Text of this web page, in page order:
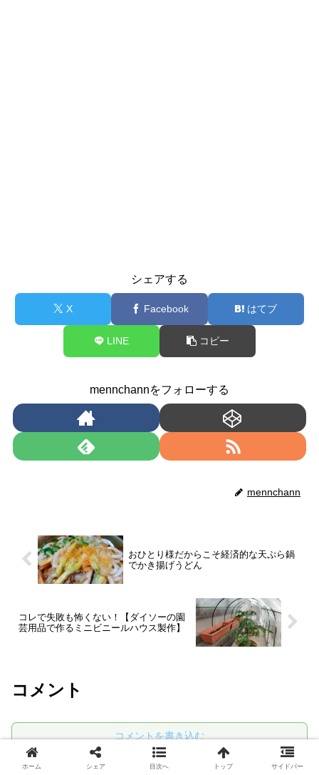
シェアする
X Facebook はてブ
LINE コピー
mennchannをフォローする
mennchann
おひとり様だからこそ経済的な天ぷら鍋
でかき揚げうどん
コレで失敗も怖くない！【ダイソーの園
芸用品で作るミニビニールハウス製作】
コメント
コメントを書き込む
ホーム シェア 目次へ トップ サイドバー